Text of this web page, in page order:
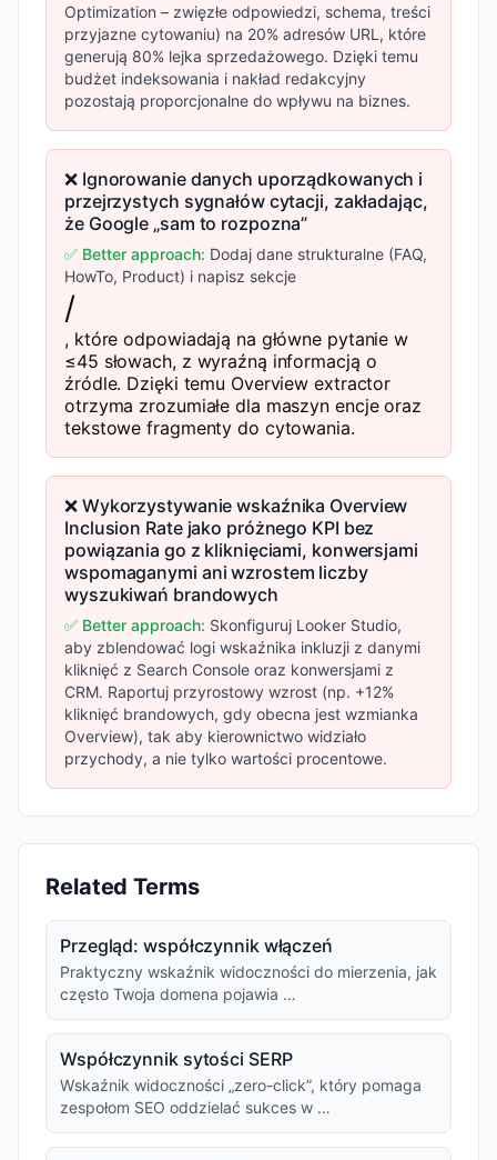
Optimization – zwięzłe odpowiedzi, schema, treści
przyjazne cytowaniu) na 20% adresów URL, które
generują 80% lejka sprzedażowego. Dzięki temu
budżet indeksowania i nakład redakcyjny
pozostają proporcjonalne do wpływu na biznes.
❌ Ignorowanie danych uporządkowanych i
przejrzystych sygnałów cytacji, zakładając,
że Google „sam to rozpozna”
✅ Better approach: Dodaj dane strukturalne (FAQ,
HowTo, Product) i napisz sekcje
/
, które odpowiadają na główne pytanie w
≤45 słowach, z wyraźną informacją o
źródle. Dzięki temu Overview extractor
otrzyma zrozumiałe dla maszyn encje oraz
tekstowe fragmenty do cytowania.
❌ Wykorzystywanie wskaźnika Overview
Inclusion Rate jako próżnego KPI bez
powiązania go z kliknięciami, konwersjami
wspomaganymi ani wzrostem liczby
wyszukiwań brandowych
✅ Better approach: Skonfiguruj Looker Studio,
aby zblendować logi wskaźnika inkluzji z danymi
kliknięć z Search Console oraz konwersjami z
CRM. Raportuj przyrostowy wzrost (np. +12%
kliknięć brandowych, gdy obecna jest wzmianka
Overview), tak aby kierownictwo widziało
przychody, a nie tylko wartości procentowe.
Related Terms
Przegląd: współczynnik włączeń
Praktyczny wskaźnik widoczności do mierzenia, jak
często Twoja domena pojawia …
Współczynnik sytości SERP
Wskaźnik widoczności „zero-click”, który pomaga
zespołom SEO oddzielać sukces w …